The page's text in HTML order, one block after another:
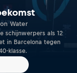
on Water
schijnwerpers als 12
in Barcelona tegen
klasse.